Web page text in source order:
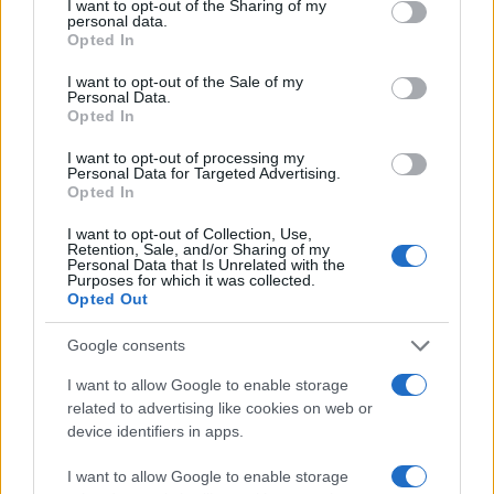
not limited to your visit or usage behaviour. You may click to
grant or deny consent to Google and its third-party tags to
use your data for below specified purposes in below Google
consent section.
I want to opt-out of the Sharing of my
personal data.
Opted In
I want to opt-out of the Sale of my
Personal Data.
Opted In
I want to opt-out of processing my
Personal Data for Targeted Advertising.
Opted In
I want to opt-out of Collection, Use,
Retention, Sale, and/or Sharing of my
Personal Data that Is Unrelated with the
Purposes for which it was collected.
Opted Out
Google consents
I want to allow Google to enable storage
related to advertising like cookies on web or
device identifiers in apps.
I want to allow Google to enable storage
Πρόκειται για μια φωτογραφία 5000MP, προϊόν
συνένωσης περισσότερων από 37.440 φωτογραφιών
οποίος ταξίδεψε περίπου 60.000 μίλια σε γη και αέρα
για να πάρει τις καλύτερες δυνατές λήψεις!
Μπορείτε να μάθετε αναλυτικές λεπτομέρειες για το
γαλαξία μας στην επίσημη ιστοσελίδα του
project